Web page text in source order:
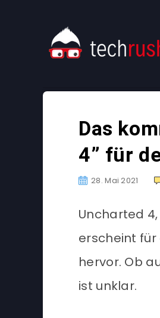
Das
4” für
28. Mai 2021
Uncharted
erscheint für
hervor. Ob
ist unklar.